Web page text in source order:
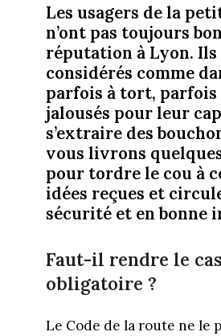
Les usagers de la
n’ont pas toujours
réputation à Lyon. Ils
considérés comme
parfois à tort, parfois
jalousés pour leur
s’extraire des
vous livrons
pour tordre le cou à
idées reçues et
sécurité et en bonne
Faut-il rendre le
obligatoire ?
Le Code de la route ne le